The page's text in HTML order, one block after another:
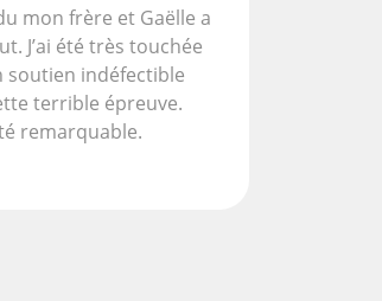
mon frère et Gaëlle a
J’ai été très touchée
soutien indéfectible
terrible épreuve.
remarquable.